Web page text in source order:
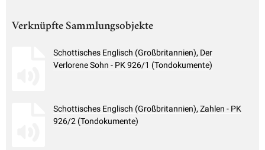
Verknüpfte Sammlungsobjekte
Schottisches Englisch (Großbritannien), Der
Verlorene Sohn - PK 926/1 (Tondokumente)
Schottisches Englisch (Großbritannien), Zahlen - PK
926/2 (Tondokumente)